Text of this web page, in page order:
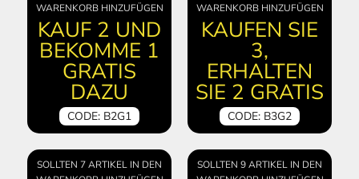
WARENKORB HINZUFÜGEN
KAUF 2 UND
BEKOMME 1
GRATIS
DAZU
CODE: B2G1
WARENKORB HINZUFÜGEN
KAUFEN SIE
3,
ERHALTEN
SIE 2 GRATIS
CODE: B3G2
SOLLTEN 7 ARTIKEL IN DEN
SOLLTEN 9 ARTIKEL IN DEN